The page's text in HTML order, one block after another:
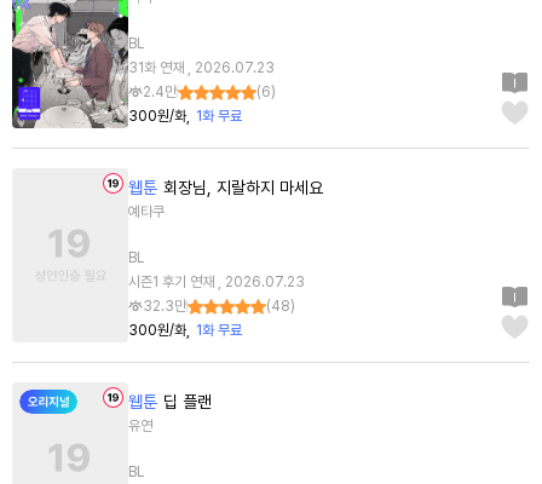
BL
31화 연재 , 2026.07.23
2.4만
(6)
300원/화
1화 무료
웹툰 회장님, 지랄하지 마세요
예타쿠
BL
시즌1 후기 연재 , 2026.07.23
32.3만
(48)
300원/화
1화 무료
웹툰 딥 플랜
유연
BL